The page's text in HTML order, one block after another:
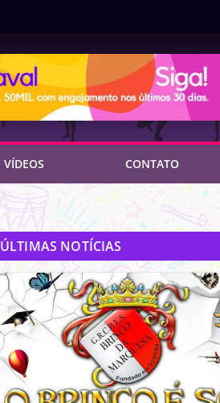
VÍDEOS CONTATO
ÚLTIMAS NOTÍCIAS